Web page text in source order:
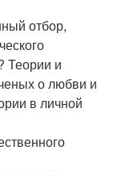
отбор,
Теории и
о любви и
в личной